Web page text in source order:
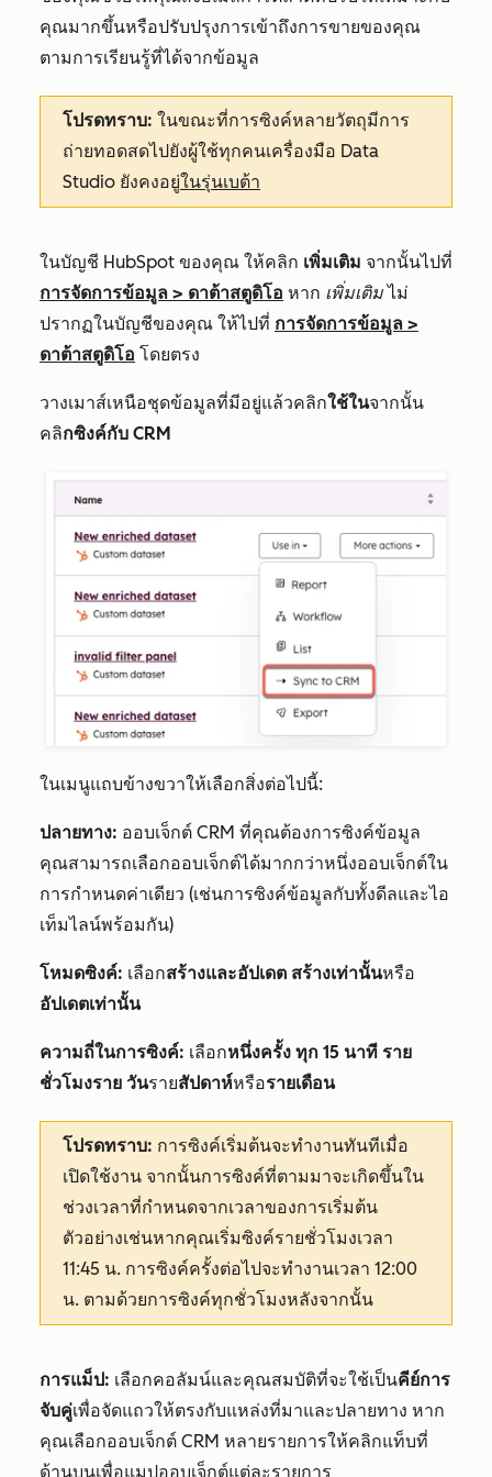
คุณมากขึ้นหรือปรับปรุงการเข้าถึงการขายของคุณ
ตามการเรียนรู้ที่ได้จากข้อมูล
โปรดทราบ: ในขณะที่การซิงค์หลายวัตถุมีการ
ถ่ายทอดสดไปยังผู้ใช้ทุกคนเครื่องมือ Data
Studio ยังคงอยู่ในรุ่นเบต้า
ในบัญชี HubSpot ของคุณ ให้คลิก เพิ่มเติม จากนั้นไปที่
การจัดการข้อมูล > ดาต้าสตูดิโอ หาก เพิ่มเติมไม่
ปรากฏในบัญชีของคุณ ให้ไปที่ การจัดการข้อมูล >
ดาต้าสตูดิโอ โดยตรง
วางเมาส์เหนือชุดข้อมูลที่มีอยู่แล้วคลิกใช้ในจากนั้น
คลิกซิงค์กับ CRM
ในเมนูแถบข้างขวาให้เลือกสิ่งต่อไปนี้:
ปลายทาง: ออบเจ็กต์ CRM ที่คุณต้องการซิงค์ข้อมูล
คุณสามารถเลือกออบเจ็กต์ได้มากกว่าหนึ่งออบเจ็กต์ใน
การกำหนดค่าเดียว (เช่นการซิงค์ข้อมูลกับทั้งดีลและไอ
เท็มไลน์พร้อมกัน)
โหมดซิงค์: เลือกสร้างและอัปเดต สร้างเท่านั้นหรือ
อัปเดตเท่านั้น
ความถี่ในการซิงค์: เลือกหนึ่งครั้ง ทุก 15 นาที ราย
ชั่วโมงราย วันรายสัปดาห์หรือรายเดือน
โปรดทราบ: การซิงค์เริ่มต้นจะทำงานทันทีเมื่อ
เปิดใช้งาน จากนั้นการซิงค์ที่ตามมาจะเกิดขึ้นใน
ช่วงเวลาที่กำหนดจากเวลาของการเริ่มต้น
ตัวอย่างเช่นหากคุณเริ่มซิงค์รายชั่วโมงเวลา
11:45 น. การซิงค์ครั้งต่อไปจะทำงานเวลา 12:00
น. ตามด้วยการซิงค์ทุกชั่วโมงหลังจากนั้น
การแม็ป: เลือกคอลัมน์และคุณสมบัติที่จะใช้เป็นคีย์การ
จับคู่เพื่อจัดแถวให้ตรงกับแหล่งที่มาและปลายทาง หาก
คุณเลือกออบเจ็กต์ CRM หลายรายการให้คลิกแท็บที่
ด้านบนเพื่อแมปออบเจ็กต์แต่ละรายการ